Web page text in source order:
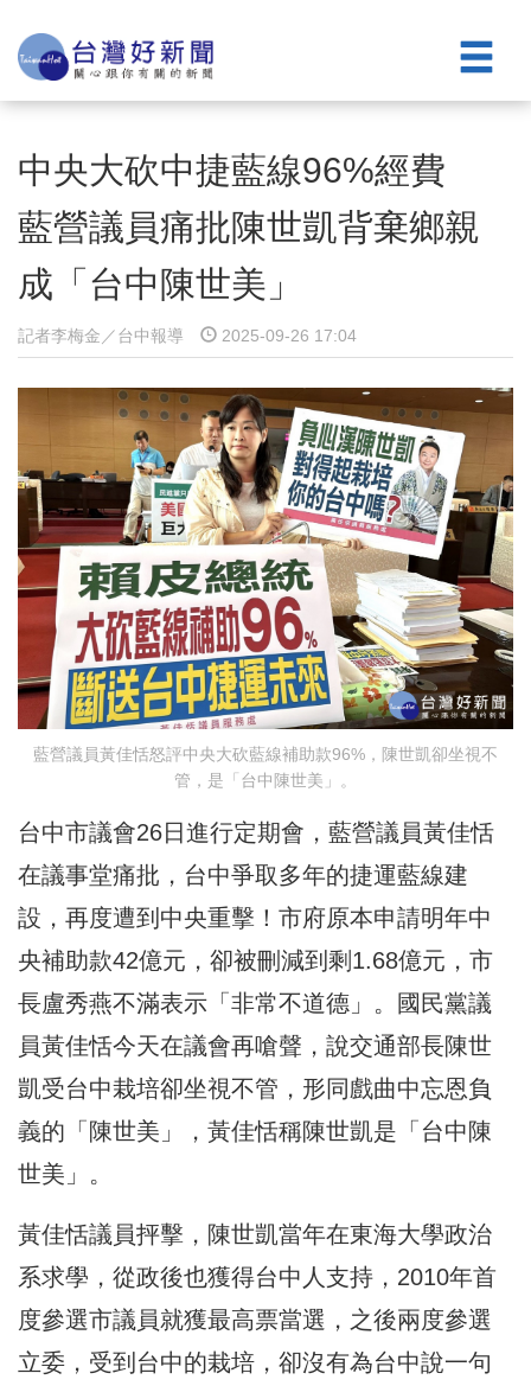
中央大砍中捷藍線96%經費
藍營議員痛批陳世凱背棄鄉親
成「台中陳世美」
記者李梅金／台中報導 2025-09-26 17:04
藍營議員黃佳恬怒評中央大砍藍線補助款96%，陳世凱卻坐視不
管，是「台中陳世美」。
台中市議會26日進行定期會，藍營議員黃佳恬
在議事堂痛批，台中爭取多年的捷運藍線建
設，再度遭到中央重擊！ 市府原本申請明年中
央補助款42億元，卻被刪減到剩1.68億元，市
長盧秀燕不滿表示「非常不道德」。國民黨議
員黃佳恬今天在議會再嗆聲，說交通部長陳世
凱受台中栽培卻坐視不管，形同戲曲中忘恩負
義的「陳世美」， 黃佳恬稱陳世凱是「台中陳
世美」。
黃佳恬議員抨擊，陳世凱當年在東海大學政治
系求學，從政後也獲得台中人支持，2010年首
度參選市議員就獲最高票當選，之後兩度參選
立委，受到台中的栽培，卻沒有為台中說一句